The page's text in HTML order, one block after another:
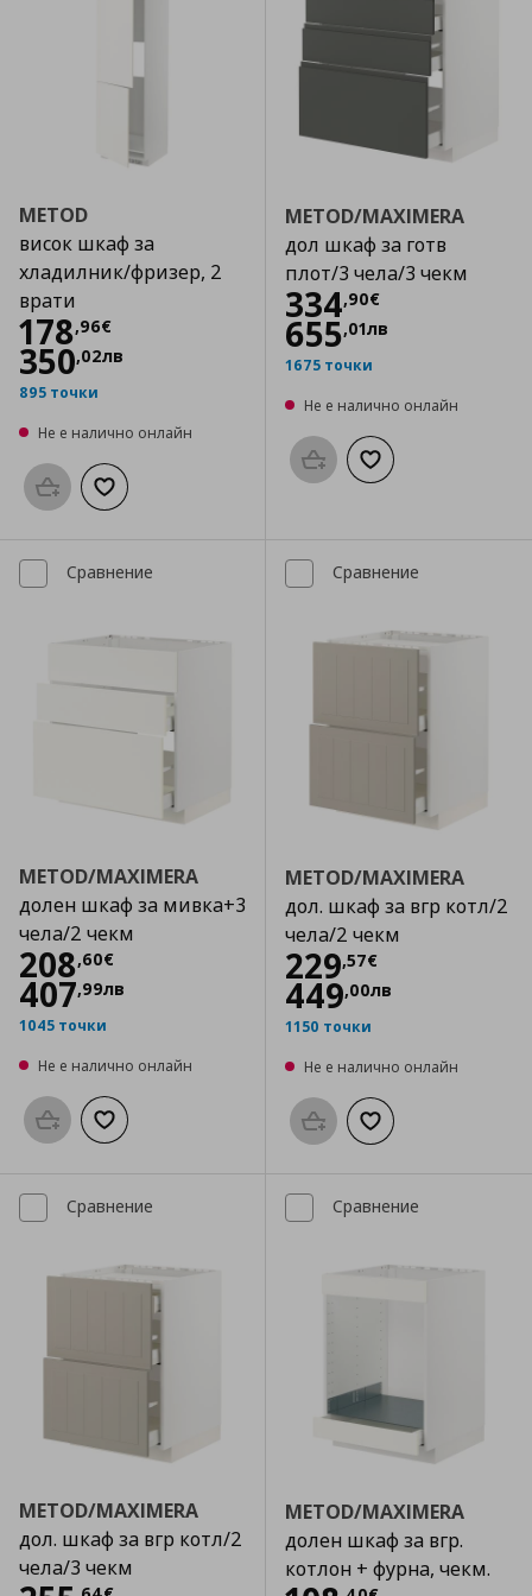
METOD
висок шкаф за
хладилник/фризер, 2
врати
178,96€
Цена
350,02лв
895 точки
Не е налично онлайн
Προσθήκη στο καλάθι
Добави към списъка с любими
METOD/MAXIMERA
дол шкаф за готв
плот/3 чела/3 чекм
334,90€
Цена
655,01лв
1675 точки
Не е налично онлайн
Προσθήκη στο καλάθι
Добави към
Сравнение
METOD/MAXIMERA
долен шкаф за мивка+3
чела/2 чекм
208,60€
Цена
407,99лв
1045 точки
Не е налично онлайн
Προσθήκη στο καλάθι
Добави към списъка с любими
Сравнение
METOD/MAXIMERA
дол. шкаф за вгр котл/2
чела/2 чекм
229,57€
Цена
449,00лв
1150 точки
Не е налично онлайн
Προσθήκη στο καλάθι
Добави към
Сравнение
METOD/MAXIMERA
дол. шкаф за вгр котл/2
чела/3 чекм
Сравнение
METOD/MAXIMERA
долен шкаф за вгр.
котлон + фурна, чекм.